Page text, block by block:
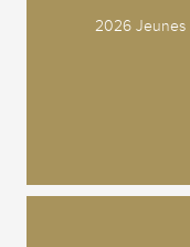
2026 Jeunes